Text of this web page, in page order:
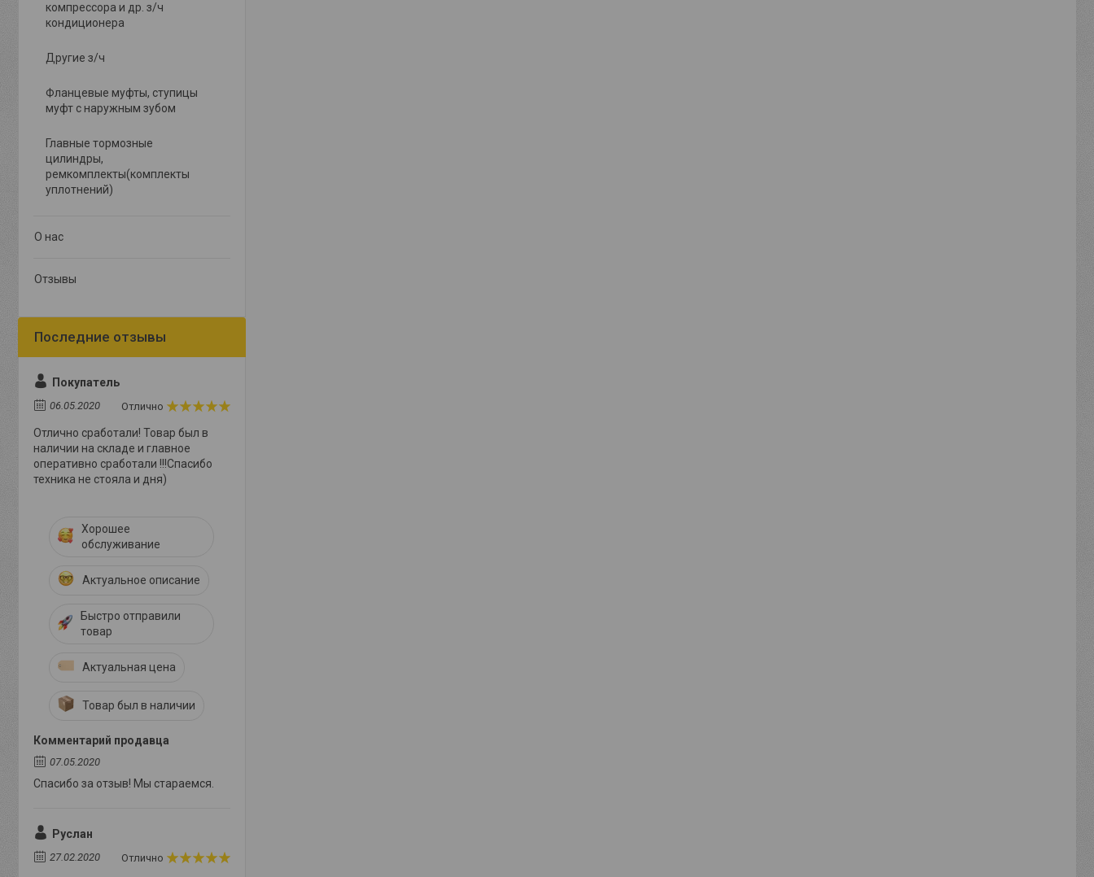
компрессора и др. з/ч
кондиционера
Другие з/ч
Фланцевые муфты, ступицы
муфт с наружным зубом
Главные тормозные
цилиндры,
ремкомплекты(комплекты
уплотнений)
О нас
Отзывы
Покупатель
06.05.2020 Отлично
Отлично сработали! Товар был в
наличии на складе и главное
оперативно сработали !!!Спасибо
техника не стояла и дня)
Хорошее
обслуживание
Актуальное описание
Быстро отправили
товар
Актуальная цена
Товар был в наличии
Комментарий продавца
07.05.2020
Спасибо за отзыв! Мы стараемся.
Руслан
27.02.2020 Отлично